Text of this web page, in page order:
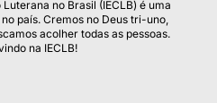
no Brasil (IECLB) é uma
país. Cremos no Deus tri-uno,
acolher todas as pessoas.
na IECLB!